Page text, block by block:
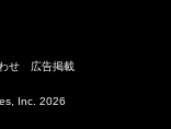
せ 広告掲載
Inc. 2026